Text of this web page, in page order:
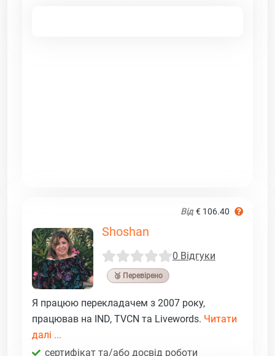
Від € 106.40
Shoshan
0 Відгуки
🥉 Перевірено
Я працюю перекладачем з 2007 року,
працював на IND, TVCN та Livewords. Читати
далі ...
сертифікат та/або досвід роботи